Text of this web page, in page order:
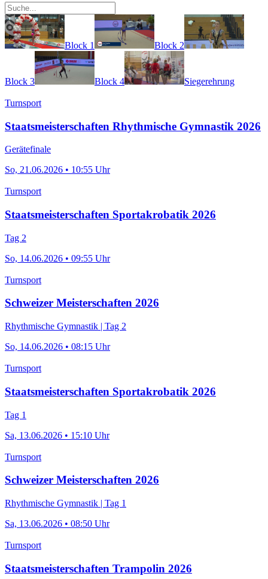
Block 1 Block 2
Block 3 Block 4 Siegerehrung
Turnsport
Staatsmeisterschaften Rhythmische Gymnastik 2026
Gerätefinale
So, 21.06.2026 • 10:55 Uhr
Turnsport
Staatsmeisterschaften Sportakrobatik 2026
Tag 2
So, 14.06.2026 • 09:55 Uhr
Turnsport
Schweizer Meisterschaften 2026
Rhythmische Gymnastik | Tag 2
So, 14.06.2026 • 08:15 Uhr
Turnsport
Staatsmeisterschaften Sportakrobatik 2026
Tag 1
Sa, 13.06.2026 • 15:10 Uhr
Turnsport
Schweizer Meisterschaften 2026
Rhythmische Gymnastik | Tag 1
Sa, 13.06.2026 • 08:50 Uhr
Turnsport
Staatsmeisterschaften Trampolin 2026